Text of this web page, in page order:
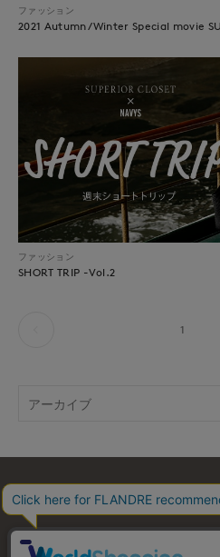
ファッション
2021 Autumn/Winter Special movie
ファッション
SHORT TRIP -Vol.2
1
お問い合わせ 利用規約